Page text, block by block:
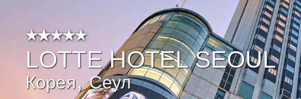
LOTTE HOTEL SEOUL
Корея,Сеул